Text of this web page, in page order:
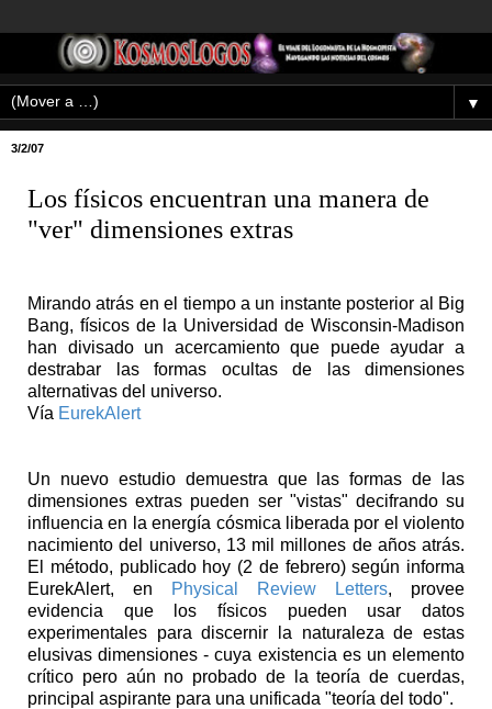
▼
3/2/07
Los físicos encuentran una manera de
"ver" dimensiones extras
Mirando atrás en el tiempo a un instante posterior al Big
Bang, físicos de la Universidad de Wisconsin-Madison
han divisado un acercamiento que puede ayudar a
destrabar las formas ocultas de las dimensiones
alternativas del universo.
Vía EurekAlert
Un nuevo estudio demuestra que las formas de las
dimensiones extras pueden ser "vistas" decifrando su
influencia en la energía cósmica liberada por el violento
nacimiento del universo, 13 mil millones de años atrás.
El método, publicado hoy (2 de febrero) según informa
EurekAlert, en
Physical Review Letters, provee
evidencia que los físicos pueden usar datos
experimentales para discernir la naturaleza de estas
elusivas dimensiones - cuya existencia es un elemento
crítico pero aún no probado de la teoría de cuerdas,
principal aspirante para una unificada "teoría del todo".